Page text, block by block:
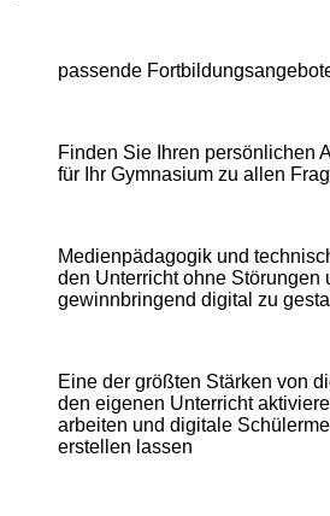
passende
Finden Sie Ihren persönlichen
für Ihr Gymnasium zu allen
Medienpädagogik und
den Unterricht ohne Störungen
gewinnbringend digital zu
Eine der größten Stärken von
den eigenen Unterricht
arbeiten und digitale
erstellen lassen